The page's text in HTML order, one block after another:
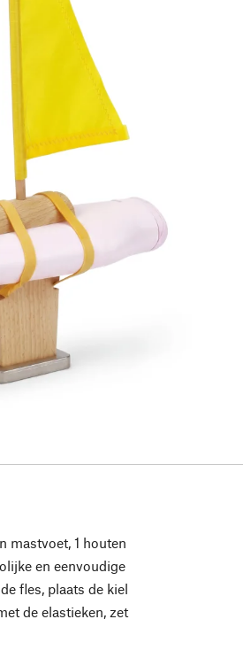
mastvoet, 1 houten
en eenvoudige
fles, plaats de kiel
de elastieken, zet